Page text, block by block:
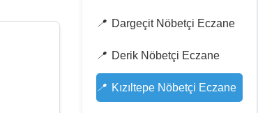
Dargeçit Nöbetçi Eczane
Derik Nöbetçi Eczane
Kızıltepe Nöbetçi Eczane